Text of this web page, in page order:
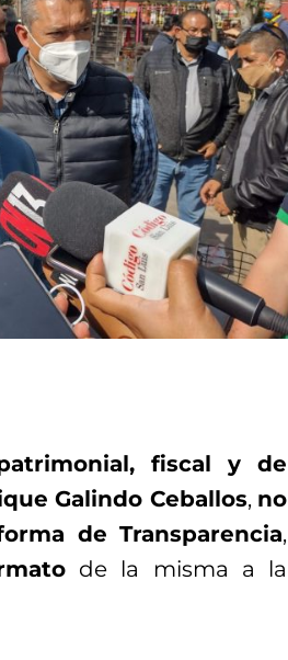
fiscal y de
Galindo Ceballos, no
de Transparencia,
de la misma a la